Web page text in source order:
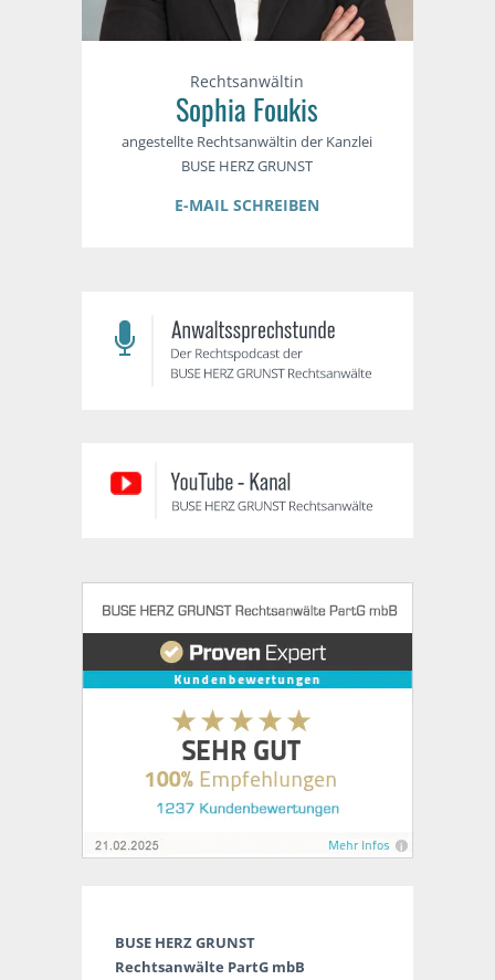
Rechtsanwältin
Sophia Foukis
angestellte Rechtsanwältin der Kanzlei
BUSE HERZ GRUNST
E-MAIL SCHREIBEN
BUSE HERZ GRUNST
Rechtsanwälte PartG mbB